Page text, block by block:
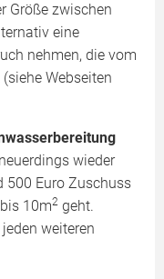
Größe zwischen
eine
nehmen, die vom
Webseiten
wieder
500 Euro Zuschuss
10m2 geht.
weiteren